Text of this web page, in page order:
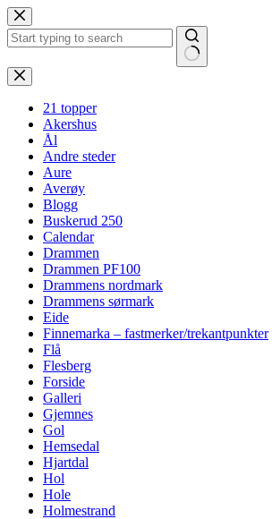
Hopp
til
innholdet
Ingen
resultater
21 topper
Akershus
Ål
Andre steder
Aure
Averøy
Blogg
Buskerud 250
Calendar
Drammen
Drammen PF100
Drammens nordmark
Drammens sørmark
Eide
Finnemarka – fastmerker/trekantpunkter
Flå
Flesberg
Forside
Galleri
Gjemnes
Gol
Hemsedal
Hjartdal
Hol
Hole
Holmestrand